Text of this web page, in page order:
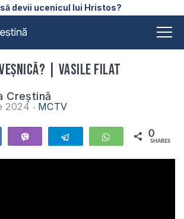
devii ucenicul lui Hristos?
| Vasile Filat
Creștină
2024 MCTV
Telegram WhatsApp
0
SHARES